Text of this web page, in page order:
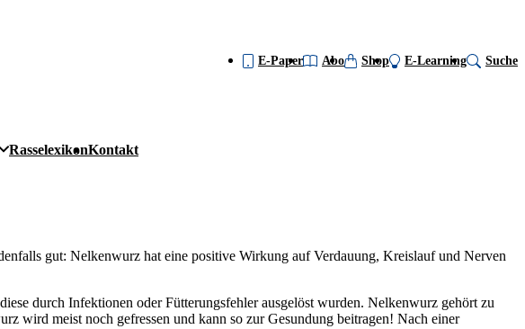
RasselexikonKontakt
E-Paper Abo Shop E-Learning Suche
gut: Nelkenwurz hat eine positive Wirkung auf Verdauung, Kreislauf und Nerven
durch Infektionen oder Fütterungsfehler ausgelöst wurden. Nelkenwurz gehört zu
wird meist noch gefressen und kann so zur Gesundung beitragen! Nach einer